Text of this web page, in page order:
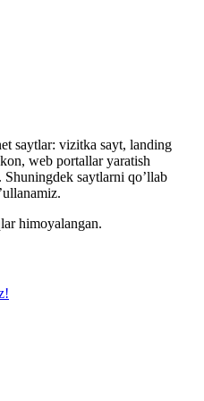
saytlar: vizitka sayt, landing
web portallar yaratish
saytlarni qo’llab
himoyalangan.